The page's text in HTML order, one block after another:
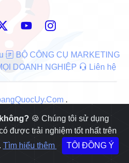
BỘ CÔNG CỤ MARKETING
DOANH NGHIỆP
Liên hệ
.
🍪 Chúng tôi sử dụng
được trải nghiệm tốt nhất trên
Tìm hiểu thêm TÔI ĐỒNG Ý